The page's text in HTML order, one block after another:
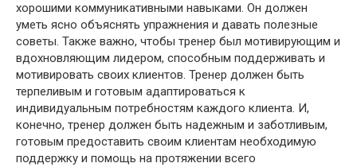
хорошими коммуникативными навыками. Он должен
уметь ясно объяснять упражнения и давать полезные
советы. Также важно, чтобы тренер был мотивирующим и
вдохновляющим лидером, способным поддерживать и
мотивировать своих клиентов. Тренер должен быть
терпеливым и готовым адаптироваться к
индивидуальным потребностям каждого клиента. И,
конечно, тренер должен быть надежным и заботливым,
готовым предоставить своим клиентам необходимую
поддержку и помощь на протяжении всего